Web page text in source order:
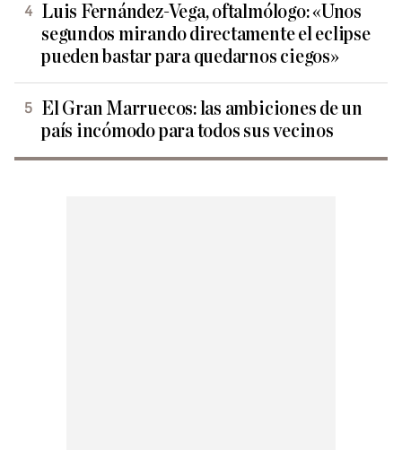
Luis Fernández-Vega, oftalmólogo: «Unos
segundos mirando directamente el eclipse
pueden bastar para quedarnos ciegos»
El Gran Marruecos: las ambiciones de un
país incómodo para todos sus vecinos